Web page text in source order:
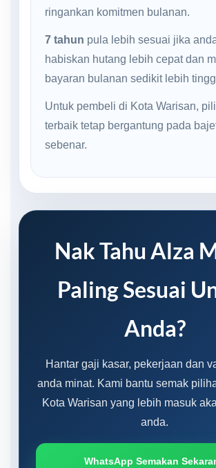
ringankan komitmen bulanan.
7 tahun pula lebih sesuai jika
habiskan hutang lebih cepat dan
bayaran bulanan sedikit lebih
Untuk pembeli di Kota Warisan,
terbaik tetap bergantung pada
sebenar.
Nak Tahu Alza
Paling Sesuai
Anda?
Hantar gaji kasar, pekerjaan dan
anda minat. Kami bantu semak
Kota Warisan yang lebih masuk
anda.
WhatsApp Semakan